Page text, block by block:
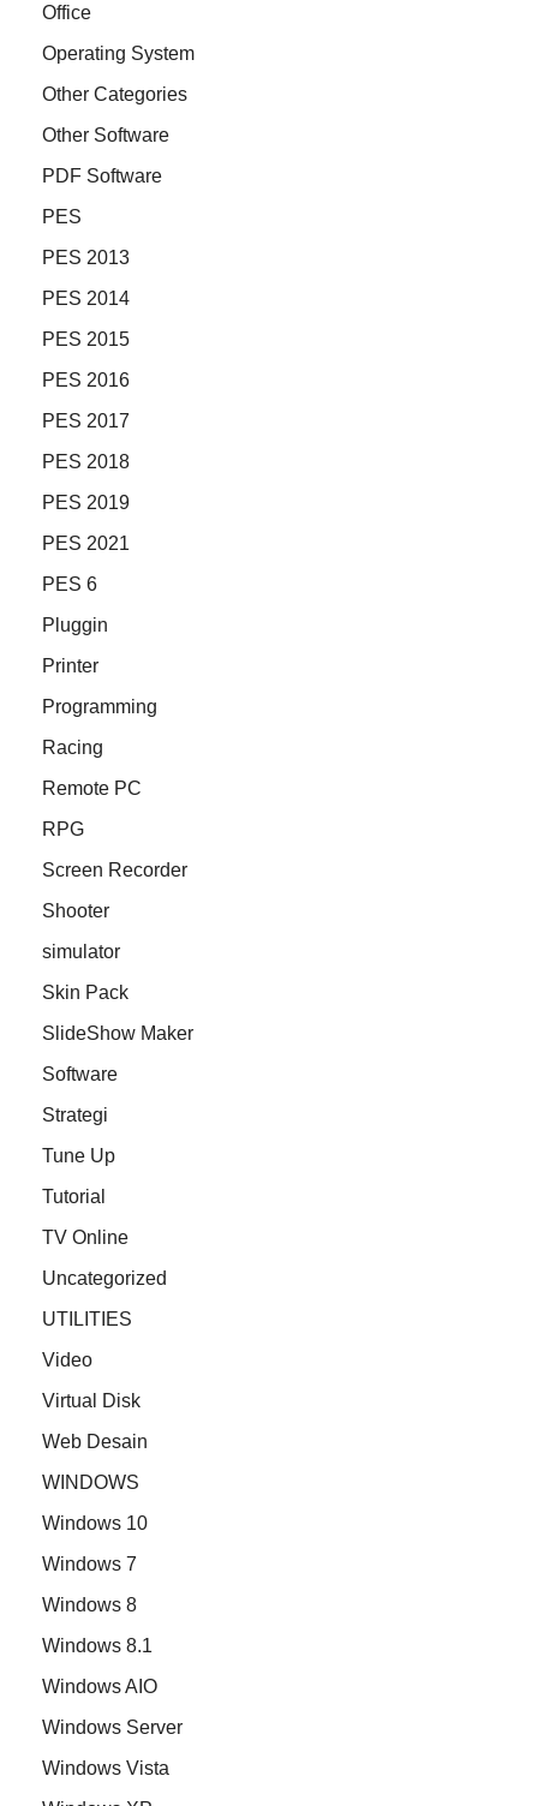
Office
Operating System
Other Categories
Other Software
PDF Software
PES
PES 2013
PES 2014
PES 2015
PES 2016
PES 2017
PES 2018
PES 2019
PES 2021
PES 6
Pluggin
Printer
Programming
Racing
Remote PC
RPG
Screen Recorder
Shooter
simulator
Skin Pack
SlideShow Maker
Software
Strategi
Tune Up
Tutorial
TV Online
Uncategorized
UTILITIES
Video
Virtual Disk
Web Desain
WINDOWS
Windows 10
Windows 7
Windows 8
Windows 8.1
Windows AIO
Windows Server
Windows Vista